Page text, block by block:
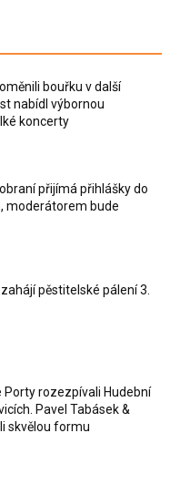
bouřku v další
nabídl výbornou
koncerty
přijímá přihlášky do
moderátorem bude
pěstitelské pálení 3.
Porty rozezpívali Hudební
Pavel Tabásek &
skvělou formu